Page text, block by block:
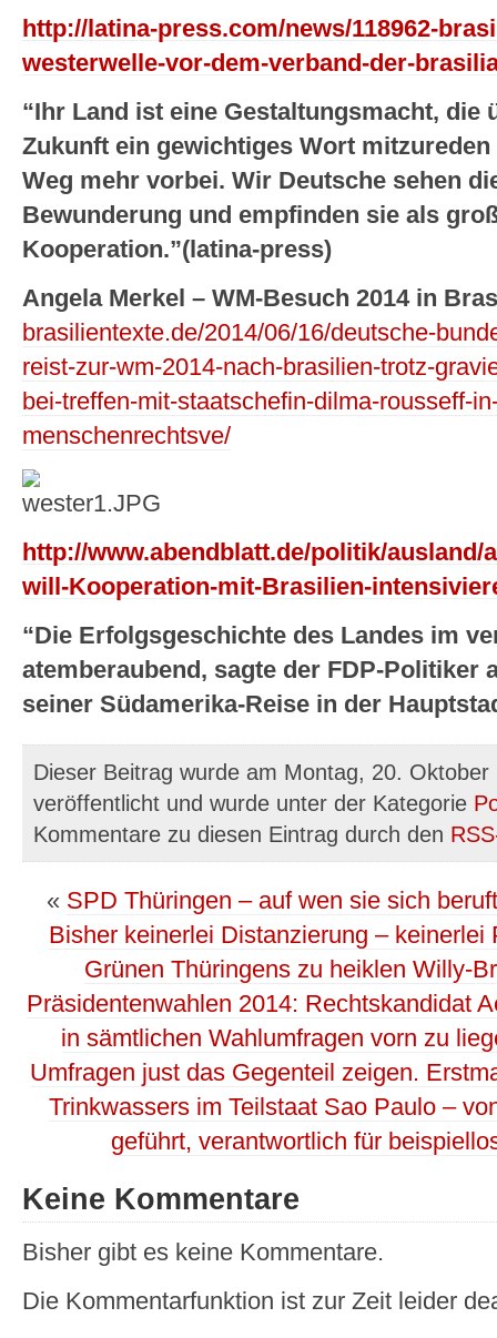
http://latina-press.com/news/118962-
westerwelle-vor-dem-verband-der-
“Ihr Land ist eine Gestaltungsmacht, die
Zukunft ein gewichtiges Wort
Weg mehr vorbei. Wir Deutsche sehen
Bewunderung und empfinden sie als
Kooperation.”(latina-press)
Angela Merkel – WM-Besuch 2014 in
brasilientexte.de/2014/06/16/deutsche-
reist-zur-wm-2014-nach-brasilien-trotz-
bei-treffen-mit-staatschefin-dilma-rousseff-
menschenrechtsve/
http://www.abendblatt.de/politik/ausland/
will-Kooperation-mit-Brasilien-
“Die Erfolgsgeschichte des Landes im
atemberaubend, sagte der FDP-Politiker
seiner Südamerika-Reise in der
Dieser Beitrag wurde am Montag, 20.
veröffentlicht und wurde unter der Kategorie
Kommentare zu diesen Eintrag durch den
« SPD Thüringen – auf wen sie sich
Bisher keinerlei Distanzierung –
Grünen Thüringens zu heiklen Willy-
Präsidentenwahlen 2014: Rechtskandidat
in sämtlichen Wahlumfragen vorn zu
Umfragen just das Gegenteil zeigen.
Trinkwassers im Teilstaat Sao Paulo –
geführt, verantwortlich für
Keine Kommentare
Bisher gibt es keine Kommentare.
Die Kommentarfunktion ist zur Zeit leider